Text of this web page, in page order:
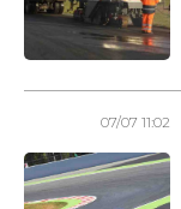
07/07 11:02